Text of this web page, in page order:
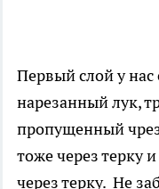
Первый слой у нас
нарезанный лук,
пропущенный
тоже через терку
через терку. Не